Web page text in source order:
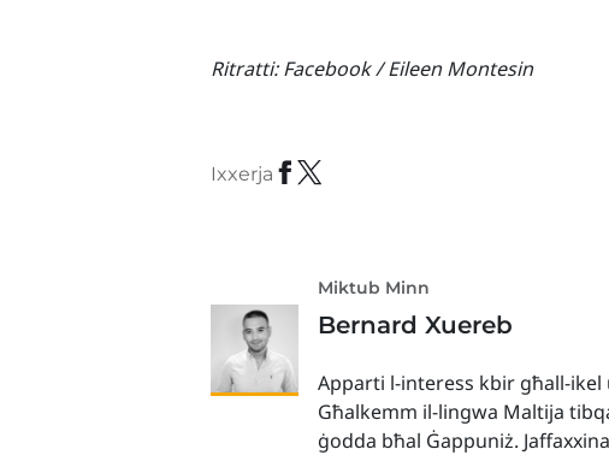
Ritratti: Facebook / Eileen Montesin
Ixxerja
Miktub Minn
Bernard Xuereb
Apparti l-interess kbir għall-
Għalkemm il-lingwa Maltija
ġodda bħal Ġappuniż.